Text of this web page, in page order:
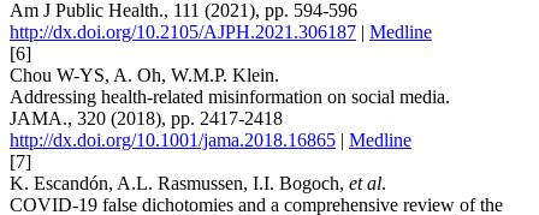
Am J Public Health., 111 (2021), pp. 594-596
http://dx.doi.org/10.2105/AJPH.2021.306187 | Medline
[6]
Chou W-YS, A. Oh, W.M.P. Klein.
Addressing health-related misinformation on social media.
JAMA., 320 (2018), pp. 2417-2418
http://dx.doi.org/10.1001/jama.2018.16865 | Medline
[7]
K. Escandón, A.L. Rasmussen, I.I. Bogoch, et al.
COVID-19 false dichotomies and a comprehensive review of the